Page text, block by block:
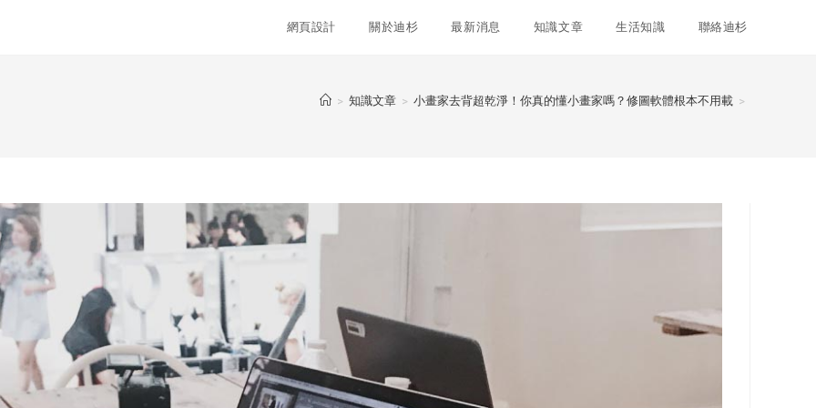
網頁設計 關於迪杉 最新消息 知識文章 生活知識 聯絡迪杉
> 知識文章 > 小畫家去背超乾淨！你真的懂小畫家嗎？修圖軟體根本不用載 >